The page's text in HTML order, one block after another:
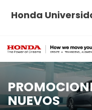
Honda
NUEVOS